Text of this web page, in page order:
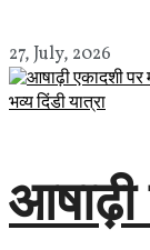
27, July, 2026